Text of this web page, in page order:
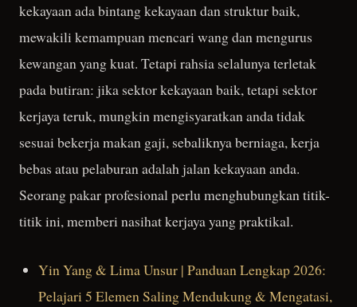
kekayaan ada bintang kekayaan dan struktur baik,
mewakili kemampuan mencari wang dan mengurus
kewangan yang kuat. Tetapi rahsia selalunya terletak
pada butiran: jika sektor kekayaan baik, tetapi sektor
kerjaya teruk, mungkin mengisyaratkan anda tidak
sesuai bekerja makan gaji, sebaliknya berniaga, kerja
bebas atau pelaburan adalah jalan kekayaan anda.
Seorang pakar profesional perlu menghubungkan titik-
titik ini, memberi nasihat kerjaya yang praktikal.
Yin Yang & Lima Unsur | Panduan Lengkap 2026:
Pelajari 5 Elemen Saling Mendukung & Mengatasi,